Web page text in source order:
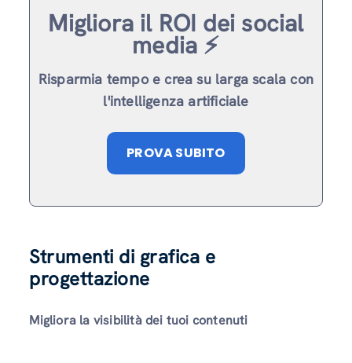
Migliora il ROI dei social
media ⚡️
Risparmia tempo e crea su larga scala con
l'intelligenza artificiale
PROVA SUBITO
Strumenti di grafica e
progettazione
Migliora la visibilità dei tuoi contenuti